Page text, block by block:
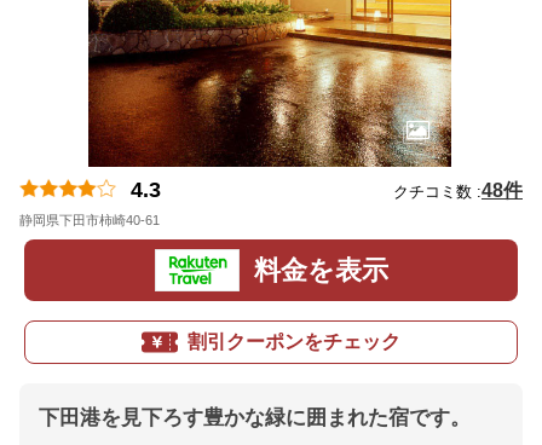
4.3 クチコミ数 :48件
静岡県下田市柿崎40-61
料金を表示
割引クーポンをチェック
下田港を見下ろす豊かな緑に囲まれた宿です。